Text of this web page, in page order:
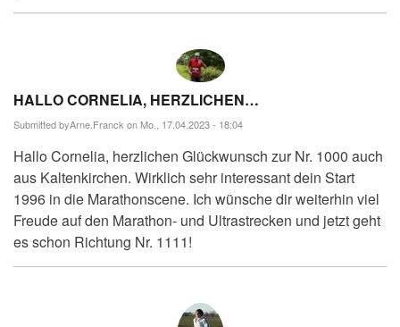
HALLO CORNELIA, HERZLICHEN…
Submitted byArne.Franck on Mo., 17.04.2023 - 18:04
Hallo Cornelia, herzlichen Glückwunsch zur Nr. 1000 auch
aus Kaltenkirchen. Wirklich sehr interessant dein Start
1996 in die Marathonscene. Ich wünsche dir weiterhin viel
Freude auf den Marathon- und Ultrastrecken und jetzt geht
es schon Richtung Nr. 1111!